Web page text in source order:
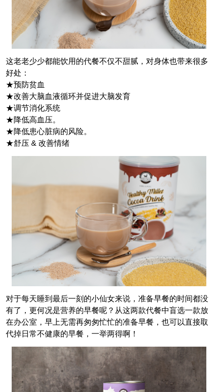
这老老少少都能饮用的代餐不仅不甜腻，对身体也带来很多
好处：
★预防贫血
★改善大脑血液循环并促进大脑发育
★调节消化系统
★降低高血压。
★降低患心脏病的风险。
★舒压 & 改善情绪
对于每天睡到最后一刻的小仙女来说，准备早餐的时间都没
有了，更何况是营养的早餐呢？从这两款代餐中盲选一款放
在办公室，早上无需再匆匆忙忙的准备早餐，也可以直接取
代掉日常不健康的早餐，一举两得啊！